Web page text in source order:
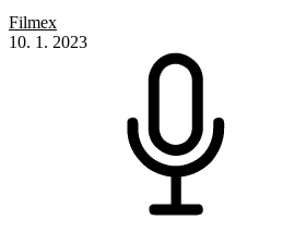
Filmex
10. 1. 2023